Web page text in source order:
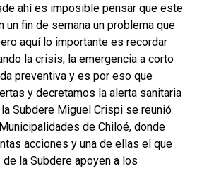
ahí es imposible pensar que este
un fin de semana un problema que
aquí lo importante es recordar
la crisis, la emergencia a corto
preventiva y es por eso que
y decretamos la alerta sanitaria
Subdere Miguel Crispi se reunió
de Chiloé, donde
acciones y una de ellas el que
la Subdere apoyen a los